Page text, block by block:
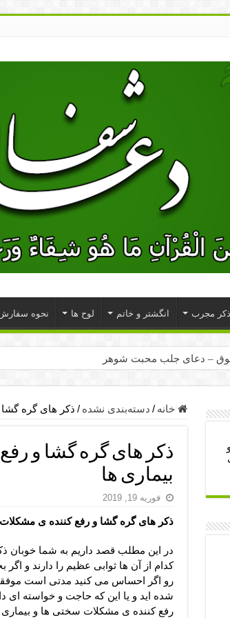
ذکر مجرب انگشتر و خاتم لوح ها نحوه
– دعای جلب محبت شوهر
– دعای یا من اظهر الجمیل برای حاجت
آن ها – ذکر مخصوص مستجاب الدعوه شدن
– دعای ترس و بی خوابی کودکان
دعای رفع مشکلات و طلب حاجت
– آیه‌ جلب ثروت و برکت مال
چشم زخم – دعای چشم زخم ماشاالله
برای آرامش قلب و رفع اضطراب
روز – دعای ثروت حضرت سلیمان
خانه / دسته‌بندی نشده / ذکر های گره
ذکر های گره گشا و
بیماری ها
فوریه 19, 2019
ذکر های گره گشا و رفع کننده ی
در این مطلب قصد داریم به شما خوبان
کدام از آن ها ثوابی عظیم را دارند و اگر
رو اگر احساس می کنید مدتی است
شده اید و یا این که حاجت و خواسته ای
رفع کننده ی مشکلات سختی ها و بیماری